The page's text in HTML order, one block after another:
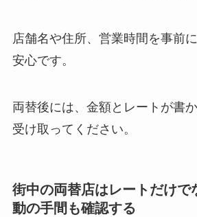
店舗名や住所、営業時間を事前
安心です。
両替後には、金額とレートが書
受け取ってください。
街中の両替店はレートだけで
動の手間も確認する